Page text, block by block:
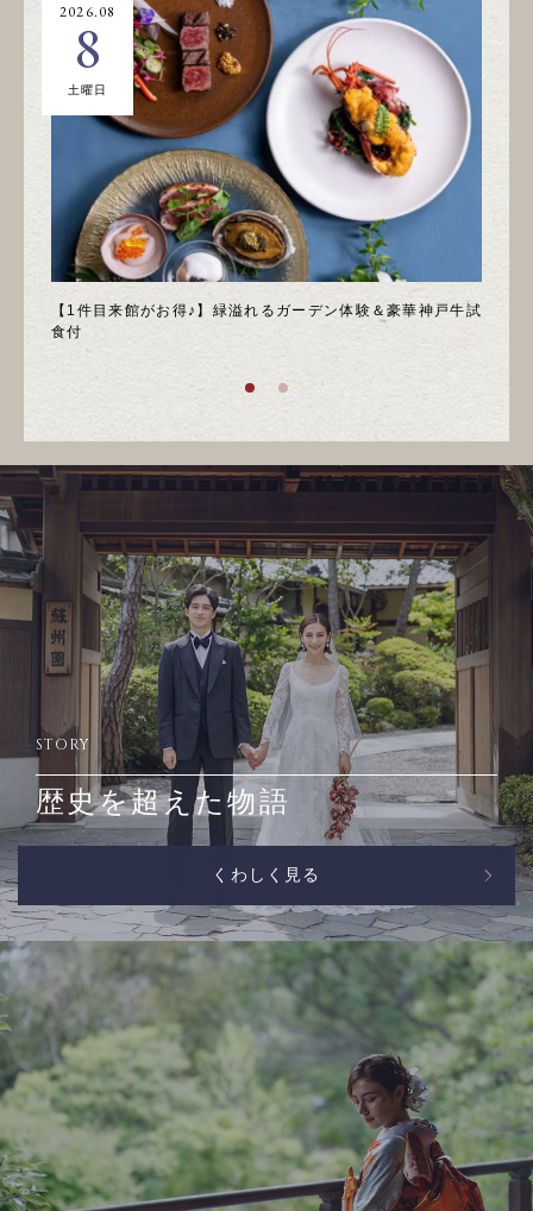
【1件目来館がお得♪】緑溢れるガーデン体験＆豪華神戸牛試
食付
2026.08
8
土曜日
STORY
歴史を超えた物語
くわしく見る